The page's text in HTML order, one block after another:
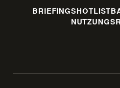
BRIEFINGSHOTLIST